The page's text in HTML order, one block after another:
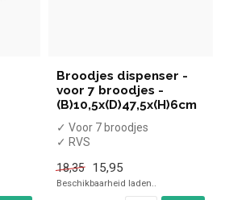
Broodjes dispenser -
voor 7 broodjes -
(B)10,5x(D)47,5x(H)6cm
✓ Voor 7 broodjes
✓ RVS
18,35
15,95
Beschikbaarheid laden..